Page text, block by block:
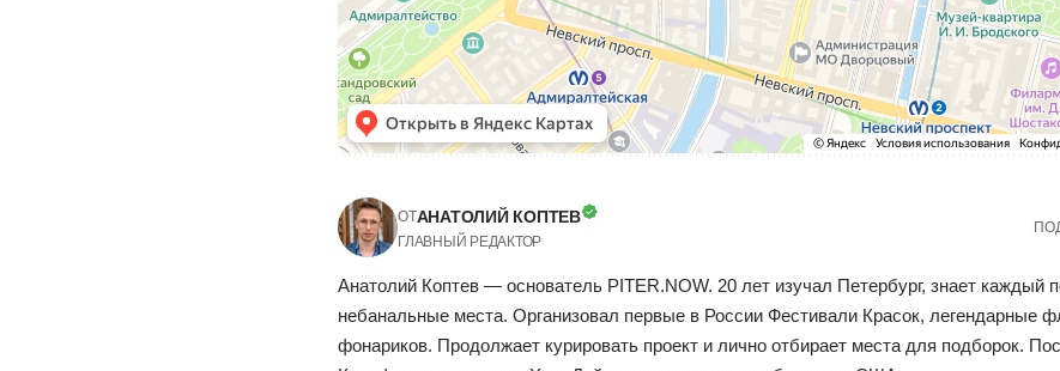
ОТАНАТОЛИЙ КОПТЕВ
ГЛАВНЫЙ РЕДАКТОР
Анатолий Коптев — основатель PITER.NOW. 20 лет изучал Петербург, знает каждый
небанальные места. Организовал первые в России Фестивали Красок, легендарные
фонариков. Продолжает курировать проект и лично отбирает места для подборок.